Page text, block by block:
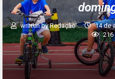
written byRedação 14 de
216